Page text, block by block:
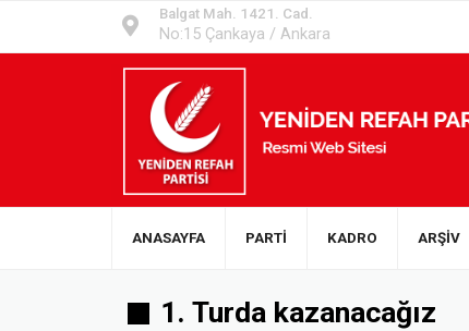
Balgat Mah. 1421. Cad.
No:15 Çankaya / Ankara
ANASAYFA PARTİ KADRO ARŞİV
1. Turda kazanacağız